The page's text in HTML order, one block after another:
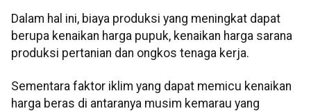
Dalam hal ini, biaya produksi yang meningkat dapat
berupa kenaikan harga pupuk, kenaikan harga sarana
produksi pertanian dan ongkos tenaga kerja.
Sementara faktor iklim yang dapat memicu kenaikan
harga beras di antaranya musim kemarau yang